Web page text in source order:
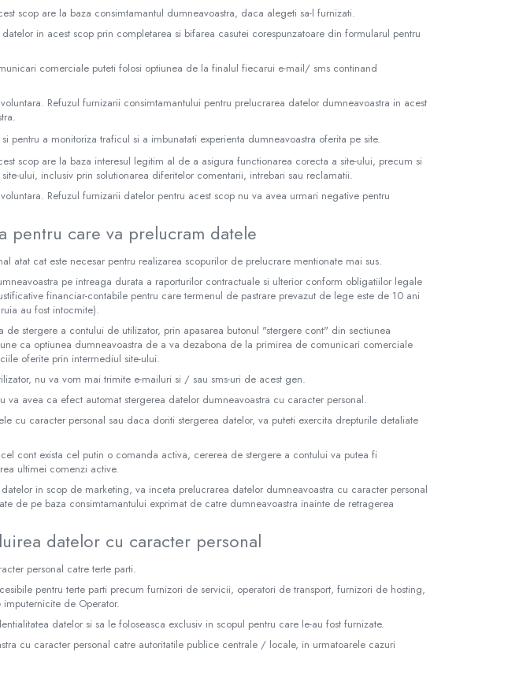
scop are la baza consimtamantul dumneavoastra, daca alegeti sa-l furnizati.
in acest scop prin completarea si bifarea casutei corespunzatoare din formularul pentru
comerciale puteti folosi optiunea de la finalul fiecarui e-mail/ sms continand
Refuzul furnizarii consimtamantului pentru prelucrarea datelor dumneavoastra in acest
pentru a monitoriza traficul si a imbunatati experienta dumneavoastra oferita pe site.
scop are la baza interesul legitim al de a asigura functionarea corecta a site-ului, precum si
ului, inclusiv prin solutionarea diferitelor comentarii, intrebari sau reclamatii.
Refuzul furnizarii datelor pentru acest scop nu va avea urmari negative pentru
pentru care va prelucram datele
atat cat este necesar pentru realizarea scopurilor de prelucrare mentionate mai sus.
pe intreaga durata a raporturilor contractuale si ulterior conform obligatiilor legale
financiar-contabile pentru care termenul de pastrare prevazut de lege este de 10 ani
au fost intocmite).
de stergere a contului de utilizator, prin apasarea butonul "stergere cont" din sectiunea
ca optiunea dumneavoastra de a va dezabona de la primirea de comunicari comerciale
oferite prin intermediul site-ului.
nu va vom mai trimite e-mailuri si / sau sms-uri de acest gen.
avea ca efect automat stergerea datelor dumneavoastra cu caracter personal.
cu caracter personal sau daca doriti stergerea datelor, va puteti exercita drepturile detaliate
cont exista cel putin o comanda activa, cererea de stergere a contului va putea fi
ultimei comenzi active.
in scop de marketing, va inceta prelucrarea datelor dumneavoastra cu caracter personal
de pe baza consimtamantului exprimat de catre dumneavoastra inainte de retragerea
datelor cu caracter personal
personal catre terte parti.
pentru terte parti precum furnizori de servicii, operatori de transport, furnizori de hosting,
de Operator.
datelor si sa le foloseasca exclusiv in scopul pentru care le-au fost furnizate.
cu caracter personal catre autoritatile publice centrale / locale, in urmatoarele cazuri